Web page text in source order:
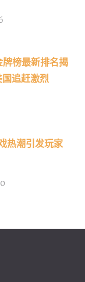
榜最新排名揭
追赶激烈
热潮引发玩家